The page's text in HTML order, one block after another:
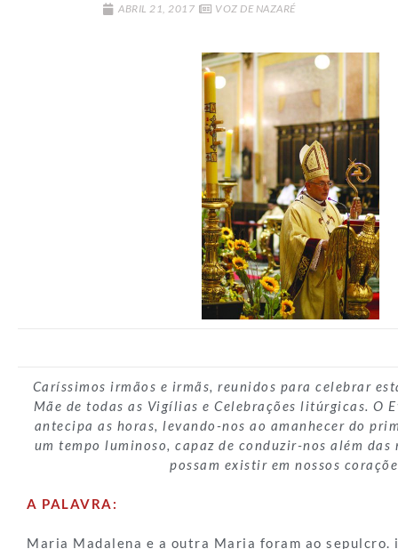
ABRIL 21, 2017 VOZ DE NAZARÉ
Caríssimos irmãos e irmãs, reunidos para celebrar
Mãe de todas as Vigílias e Celebrações litúrgicas. O
antecipa as horas, levando-nos ao amanhecer do
um tempo luminoso, capaz de conduzir-nos além das
possam existir em nossos
A PALAVRA:
Maria Madalena e a outra Maria foram ao